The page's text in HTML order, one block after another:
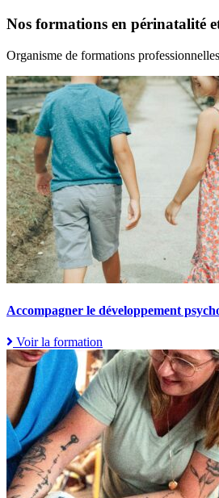
Nos formations en périnatalité
Organisme de formations professionnelles
Accompagner le développement
Voir la formation